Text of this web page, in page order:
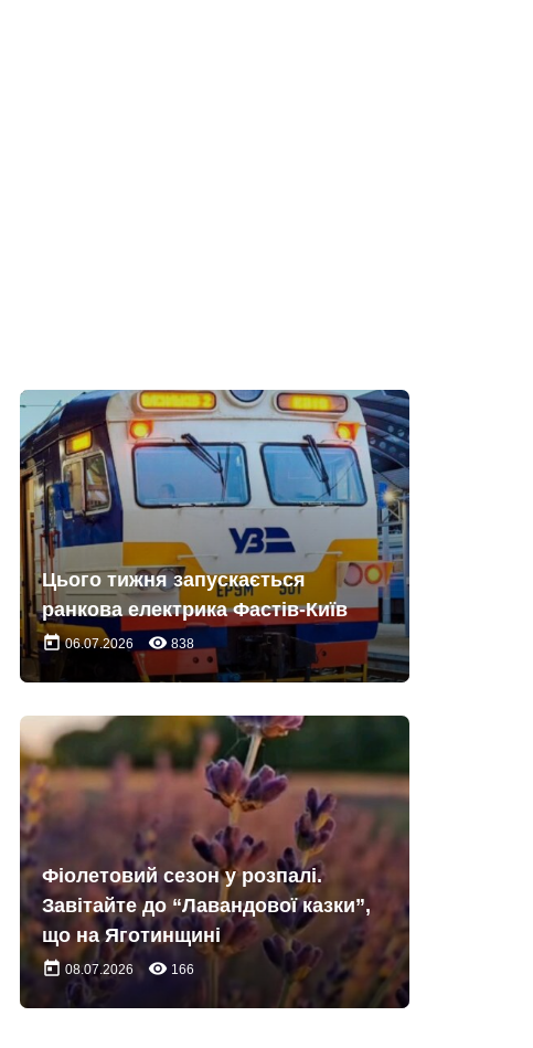
Цього тижня запускається
ранкова електрика Фастів-Київ
today06.07.2026 remove_red_eye 838
Фіолетовий сезон у розпалі.
Завітайте до “Лавандової казки”,
що на Яготинщині
today 08.07.2026 remove_red_eye 166